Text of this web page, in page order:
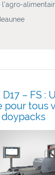
D17 – FS :
pour tous